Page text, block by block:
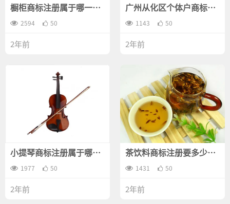
橱柜商标注册属于哪一
类？
2594 50
2年前
广州从化区个体户商标注
册条件讲解？
1143 50
2年前
小提琴商标注册属于哪一
类？
1977 50
2年前
茶饮料商标注册要多少费
用？
1431 50
2年前